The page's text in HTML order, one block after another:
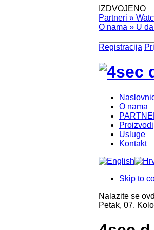
IZDVOJENO
Partneri »
O nama » U
Registracija
O nama
Proizvodi
Usluge
Kontakt
Skip to
Nalazite se
Petak, 07.